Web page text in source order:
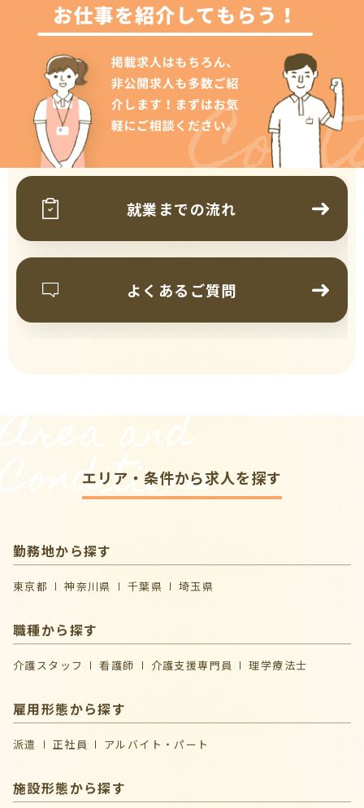
就業までの流れ
よくあるご質問
Area and
Conditions
エリア・条件から求人を探す
勤務地から探す
東京都 神奈川県 千葉県 埼玉県
職種から探す
介護スタッフ 看護師 介護支援専門員 理学療法士
雇用形態から探す
派遣 正社員 アルバイト・パート
施設形態から探す